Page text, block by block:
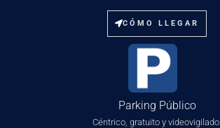
CÓMO LLEGAR
Parking Público
Céntrico, gratuito y videovigilado.